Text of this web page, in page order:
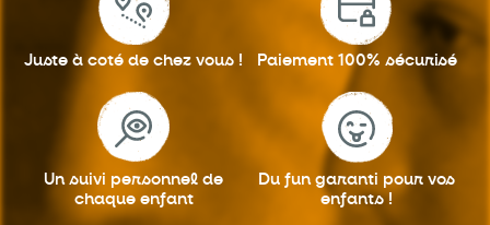
Juste à coté de chez vous ! Paiement 100% sécurisé
Un suivi personnel de
chaque enfant
Du fun garanti pour vos
enfants !